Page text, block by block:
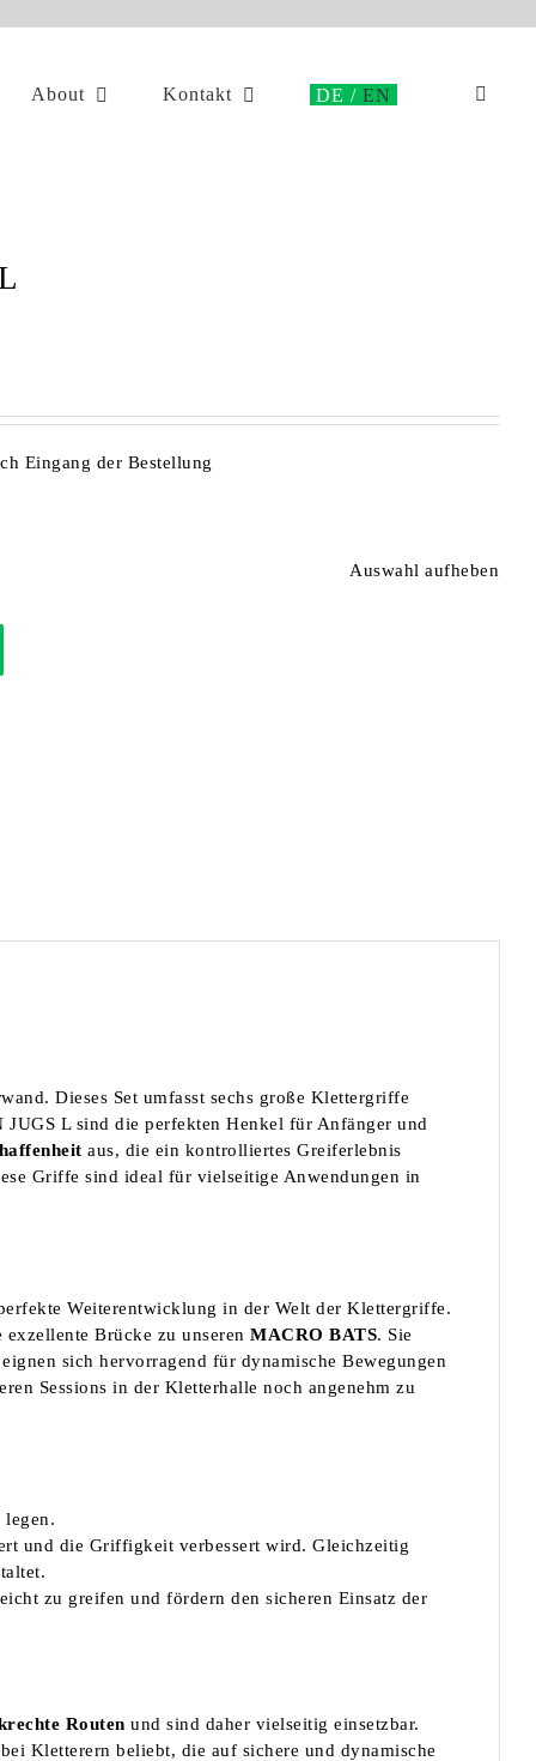
About Kontakt
Eingang der Bestellung
Auswahl aufheben
Dieses Set umfasst sechs große Klettergriffe
L sind die perfekten Henkel für Anfänger und
aus, die ein kontrolliertes Greiferlebnis
Griffe sind ideal für vielseitige Anwendungen in
Weiterentwicklung in der Welt der Klettergriffe.
Brücke zu unseren MACRO BATS. Sie
sich hervorragend für dynamische Bewegungen
Sessions in der Kletterhalle noch angenehm zu
und die Griffigkeit verbessert wird. Gleichzeitig
zu greifen und fördern den sicheren Einsatz der
Routen und sind daher vielseitig einsetzbar.
Kletterern beliebt, die auf sichere und dynamische